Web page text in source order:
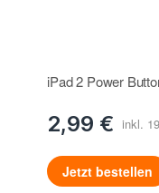
iPad 2 Power
2,99 €
Jetzt bestellen